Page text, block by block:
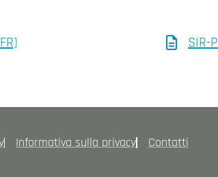
SIR-
Informativa sulla privacy Contatti